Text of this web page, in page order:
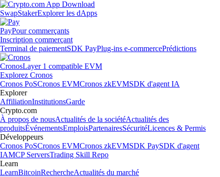
SwapStakerExplorer les dApps
PayPour commerçants
Inscription commerçant
Terminal de paiementSDK PayPlug-ins e-commercePrédictions
CronosLayer 1 compatible EVM
Explorez Cronos
Cronos PoSCronos EVMCronos zkEVMSDK d'agent IA
Explorer
AffiliationInstitutionsGarde
Crypto.com
À propos de nousActualités de la sociétéActualités des
produitsÉvénementsEmploisPartenairesSécuritéLicences & Permis
Développeurs
Cronos PoSCronos EVMCronos zkEVMSDK PaySDK d'agent
IAMCP ServersTrading Skill Repo
Learn
LearnBitcoinRechercheActualités du marché